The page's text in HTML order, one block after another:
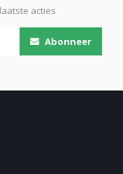
acties
Abonneer